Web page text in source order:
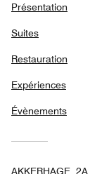
Présentation
Suites
Restauration
Expériences
Évènements
AKKERHAGE 2A,